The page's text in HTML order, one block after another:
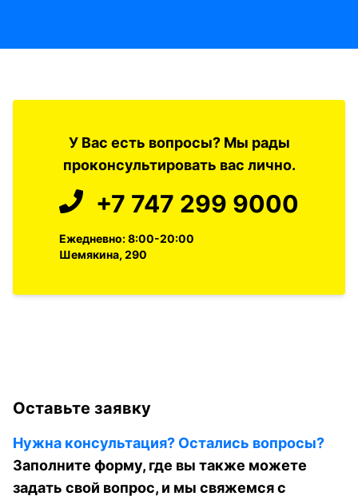
У Вас есть вопросы? Мы рады
проконсультировать вас лично.
+7 747 299 9000
Ежедневно: 8:00-20:00
Шемякина, 290
Оставьте заявку
Нужна консультация? Остались вопросы?
Заполните форму, где вы также можете
задать свой вопрос, и мы свяжемся с